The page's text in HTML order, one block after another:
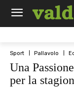
Sport Pallavolo
Una
per la